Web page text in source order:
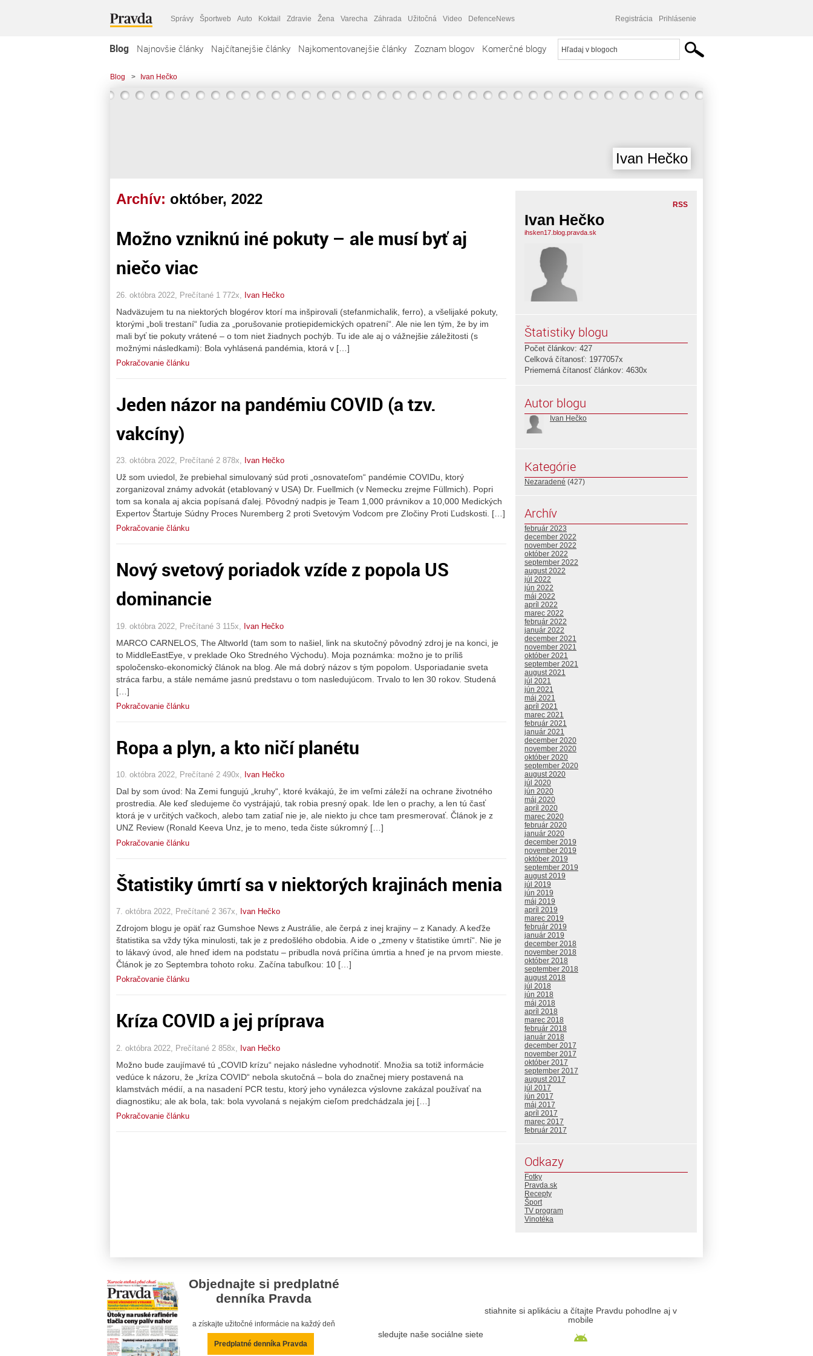
Správy Športweb Auto Koktail Zdravie Žena Varecha Záhrada Užitočná Video DefenceNews Registrácia Prihlásenie
Blog Najnovšie články Najčítanejšie články Najkomentovanejšie články Zoznam blogov Komerčné blogy
Blog > Ivan Hečko
Ivan Hečko
Archív: október, 2022
Možno vzniknú iné pokuty – ale musí byť aj
niečo viac
26. októbra 2022, Prečítané 1 772x, Ivan Hečko
Nadväzujem tu na niektorých blogérov ktorí ma inšpirovali (stefanmichalik, ferro), a všelijaké pokuty,
ktorými „boli trestaní“ ľudia za „porušovanie protiepidemických opatrení“. Ale nie len tým, že by im
mali byť tie pokuty vrátené – o tom niet žiadnych pochýb. Tu ide ale aj o vážnejšie záležitosti (s
možnými následkami): Bola vyhlásená pandémia, ktorá v […]
Pokračovanie článku
Jeden názor na pandémiu COVID (a tzv.
vakcíny)
23. októbra 2022, Prečítané 2 878x, Ivan Hečko
Už som uviedol, že prebiehal simulovaný súd proti „osnovateľom“ pandémie COVIDu, ktorý
zorganizoval známy advokát (etablovaný v USA) Dr. Fuellmich (v Nemecku zrejme Füllmich). Popri
tom sa konala aj akcia popísaná ďalej. Pôvodný nadpis je Team 1,000 právnikov a 10,000 Medických
Expertov Štartuje Súdny Proces Nuremberg 2 proti Svetovým Vodcom pre Zločiny Proti Ľudskosti. […]
Pokračovanie článku
Nový svetový poriadok vzíde z popola US
dominancie
19. októbra 2022, Prečítané 3 115x, Ivan Hečko
MARCO CARNELOS, The Altworld (tam som to našiel, link na skutočný pôvodný zdroj je na konci, je
to MiddleEastEye, v preklade Oko Stredného Východu). Moja poznámka: možno je to príliš
spoločensko-ekonomický článok na blog. Ale má dobrý názov s tým popolom. Usporiadanie sveta
stráca farbu, a stále nemáme jasnú predstavu o tom nasledujúcom. Trvalo to len 30 rokov. Studená
[…]
Pokračovanie článku
Ropa a plyn, a kto ničí planétu
10. októbra 2022, Prečítané 2 490x, Ivan Hečko
Dal by som úvod: Na Zemi fungujú „kruhy“, ktoré kvákajú, že im veľmi záleží na ochrane životného
prostredia. Ale keď sledujeme čo vystrájajú, tak robia presný opak. Ide len o prachy, a len tú časť
ktorá je v určitých vačkoch, alebo tam zatiaľ nie je, ale niekto ju chce tam presmerovať. Článok je z
UNZ Review (Ronald Keeva Unz, je to meno, teda čiste súkromný […]
Pokračovanie článku
Štatistiky úmrtí sa v niektorých krajinách menia
7. októbra 2022, Prečítané 2 367x, Ivan Hečko
Zdrojom blogu je opäť raz Gumshoe News z Austrálie, ale čerpá z inej krajiny – z Kanady. A keďže
štatistika sa vždy týka minulosti, tak je z predošlého obdobia. A ide o „zmeny v štatistike úmrtí“. Nie je
to lákavý úvod, ale hneď idem na podstatu – pribudla nová príčina úmrtia a hneď je na prvom mieste.
Článok je zo Septembra tohoto roku. Začína tabuľkou: 10 […]
Pokračovanie článku
Kríza COVID a jej príprava
2. októbra 2022, Prečítané 2 858x, Ivan Hečko
Možno bude zaujímavé tú „COVID krízu“ nejako následne vyhodnotiť. Množia sa totiž informácie
vedúce k názoru, že „kríza COVID“ nebola skutočná – bola do značnej miery postavená na
klamstvách médií, a na nasadení PCR testu, ktorý jeho vynálezca výslovne zakázal používať na
diagnostiku; ale ak bola, tak: bola vyvolaná s nejakým cieľom predchádzala jej […]
Pokračovanie článku
RSS
Ivan Hečko
ihsken17.blog.pravda.sk
Štatistiky blogu
Počet článkov: 427
Celková čítanosť: 1977057x
Priemerná čítanosť článkov: 4630x
Autor blogu
Ivan Hečko
Kategórie
Nezaradené (427)
Archív
február 2023
december 2022
november 2022
október 2022
september 2022
august 2022
júl 2022
jún 2022
máj 2022
apríl 2022
marec 2022
február 2022
január 2022
december 2021
november 2021
október 2021
september 2021
august 2021
júl 2021
jún 2021
máj 2021
apríl 2021
marec 2021
február 2021
január 2021
december 2020
november 2020
október 2020
september 2020
august 2020
júl 2020
jún 2020
máj 2020
apríl 2020
marec 2020
február 2020
január 2020
december 2019
november 2019
október 2019
september 2019
august 2019
júl 2019
jún 2019
máj 2019
apríl 2019
marec 2019
február 2019
január 2019
december 2018
november 2018
október 2018
september 2018
august 2018
júl 2018
jún 2018
máj 2018
apríl 2018
marec 2018
február 2018
január 2018
december 2017
november 2017
október 2017
september 2017
august 2017
júl 2017
jún 2017
máj 2017
apríl 2017
marec 2017
február 2017
Odkazy
Fotky
Pravda.sk
Recepty
Šport
TV program
Vinotéka
Objednajte si predplatné
denníka Pravda
a získajte užitočné informácie na každý deň
Predplatné denníka Pravda
sledujte naše sociálne siete
stiahnite si aplikáciu a čítajte Pravdu pohodlne aj v
mobile